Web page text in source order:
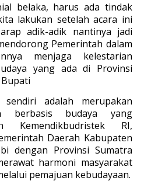
belaka, harus ada tindak
lakukan setelah acara ini
adik-adik nantinya jadi
Pemerintah dalam
menjaga kelestarian
yang ada di Provinsi
sendiri adalah merupakan
berbasis budaya yang
Kemendikbudristek RI,
Daerah Kabupaten
dengan Provinsi Sumatra
harmoni masyarakat
pemajuan kebudayaan.